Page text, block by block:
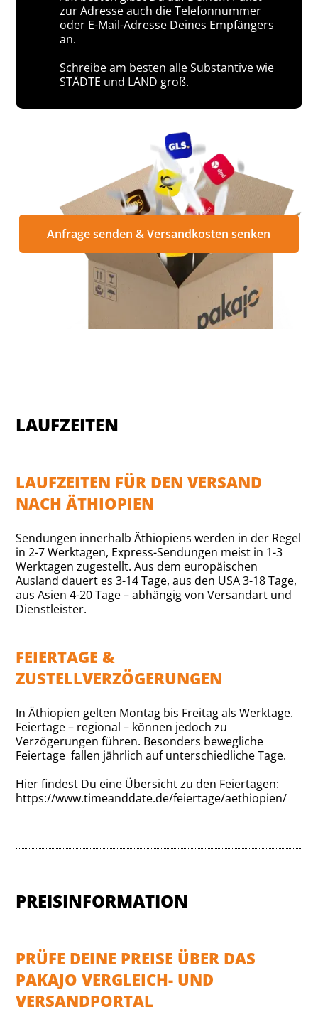
zur Adresse auch die Telefonnummer
oder E-Mail-Adresse Deines Empfängers
an.
Schreibe am besten alle Substantive wie
STÄDTE und LAND groß.
Anfrage senden & Versandkosten senken
LAUFZEITEN
LAUFZEITEN FÜR DEN VERSAND
NACH ÄTHIOPIEN
Sendungen innerhalb Äthiopiens werden in der Regel
in 2-7 Werktagen, Express-Sendungen meist in 1-3
Werktagen zugestellt. Aus dem europäischen
Ausland dauert es 3-14 Tage, aus den USA 3-18 Tage,
aus Asien 4-20 Tage – abhängig von Versandart und
Dienstleister.
FEIERTAGE &
ZUSTELLVERZÖGERUNGEN
In Äthiopien gelten Montag bis Freitag als Werktage.
Feiertage – regional – können jedoch zu
Verzögerungen führen. Besonders bewegliche
Feiertage fallen jährlich auf unterschiedliche Tage.
Hier findest Du eine Übersicht zu den Feiertagen:
https://www.timeanddate.de/feiertage/aethiopien/
PREISINFORMATION
PRÜFE DEINE PREISE ÜBER DAS
PAKAJO VERGLEICH- UND
VERSANDPORTAL